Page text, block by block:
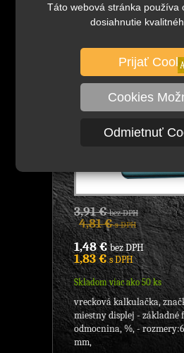
Táto webová stránka používa
dosiahnutie
Prijať
Cookies
Odmietnuť
povrch, 8-miestna,
POTREBY
3,91 €bez DPH
4,81 €s DPH
1,48 €bez DPH
1,83 €s DPH
Skladom viac ako 50 ks
vrecková kalkulačka,
miestny displej - základné
odmocnina, %, -
mm,